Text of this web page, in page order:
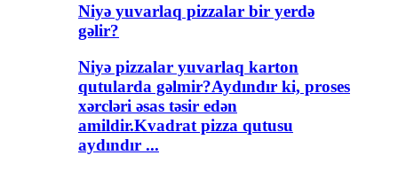
Niyə yuvarlaq pizzalar bir yerdə
gəlir?
Niyə pizzalar yuvarlaq karton
qutularda gəlmir?Aydındır ki, proses
xərcləri əsas təsir edən
amildir.Kvadrat pizza qutusu
aydındır ...